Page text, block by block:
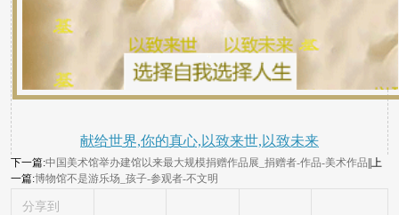
献给世界,你的真心,以致来世,以致未来
下一篇:中国美术馆举办建馆以来最大规模捐赠作品展_捐赠者-作品-美术作品 ||上
一篇:博物馆不是游乐场_孩子-参观者-不文明
分享到